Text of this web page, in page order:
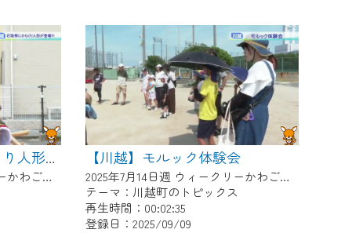
【川越】石取祭でからくり人形が登場！？
2025年7月14日週 ウィークリーかわごえにて放送
【川越】モルック体験会
2025年7月14日週 ウィークリーかわごえにて放送
テーマ：川越町のトピックス
再生時間：00:02:35
登録日：2025/09/09